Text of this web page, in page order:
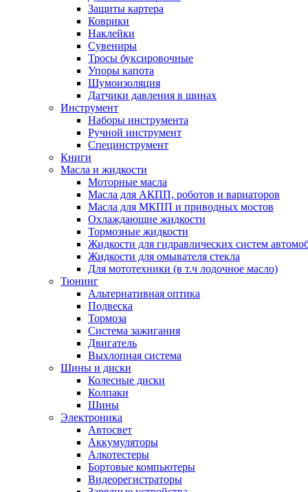
Защиты картера
Коврики
Наклейки
Сувениры
Тросы буксировочные
Упоры капота
Шумоизоляция
Датчики давления в шинах
Инструмент
Наборы инструмента
Ручной инструмент
Специнструмент
Книги
Масла и жидкости
Моторные масла
Масла для АКПП, роботов и вариаторов
Масла для МКПП и приводных мостов
Охлаждающие жидкости
Тормозные жидкости
Жидкости для гидравлических систем
Жидкости для омывателя стекла
Для мототехники (в т.ч лодочное масло)
Тюнинг
Альтернативная оптика
Подвеска
Тормоза
Система зажигания
Двигатель
Выхлопная система
Шины и диски
Колесные диски
Колпаки
Шины
Электроника
Автосвет
Аккумуляторы
Алкотестеры
Бортовые компьютеры
Видеорегистраторы